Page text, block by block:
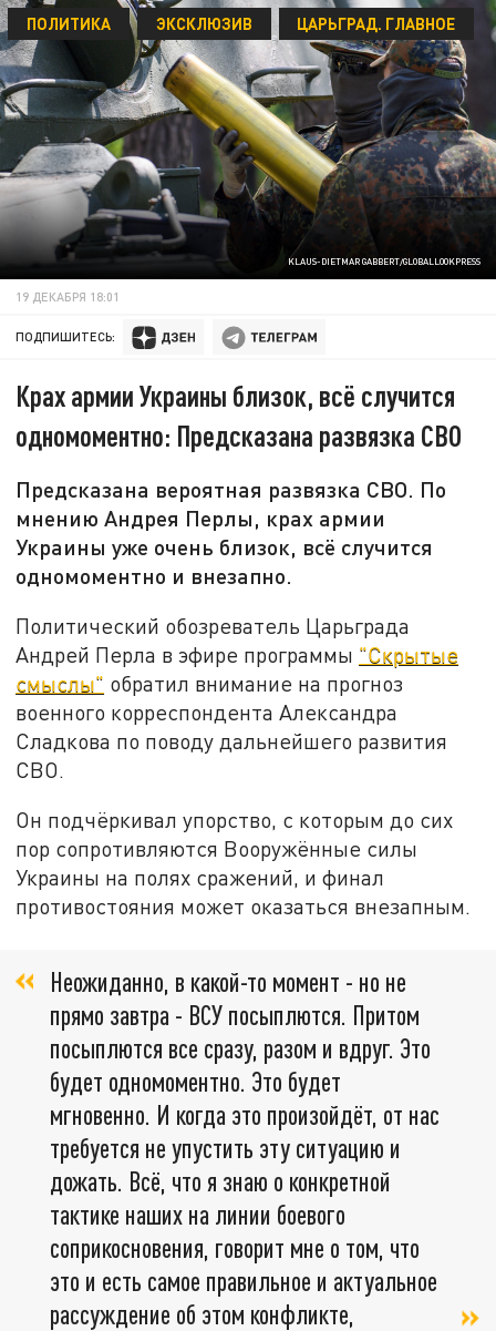
KLAUS-DIETMAR GABBERT/GLOBALLOOKPRESS
ПОЛИТИКА ЭКСКЛЮЗИВ ЦАРЬГРАД. ГЛАВНОЕ
19 ДЕКАБРЯ 18:01
ПОДПИШИТЕСЬ:
Крах армии Украины близок, всё случится
одномоментно: Предсказана развязка СВО
Предсказана вероятная развязка СВО. По
мнению Андрея Перлы, крах армии
Украины уже очень близок, всё случится
одномоментно и внезапно.
Политический обозреватель Царьграда
Андрей Перла в эфире программы "Скрытые
смыслы" обратил внимание на прогноз
военного корреспондента Александра
Сладкова по поводу дальнейшего развития
СВО.
Он подчёркивал упорство, с которым до сих
пор сопротивляются Вооружённые силы
Украины на полях сражений, и финал
противостояния может оказаться внезапным.
Неожиданно, в какой-то момент - но не
прямо завтра - ВСУ посыплются. Притом
посыплются все сразу, разом и вдруг. Это
будет одномоментно. Это будет
мгновенно. И когда это произойдёт, от нас
требуется не упустить эту ситуацию и
дожать. Всё, что я знаю о конкретной
тактике наших на линии боевого
соприкосновения, говорит мне о том, что
это и есть самое правильное и актуальное
рассуждение об этом конфликте,